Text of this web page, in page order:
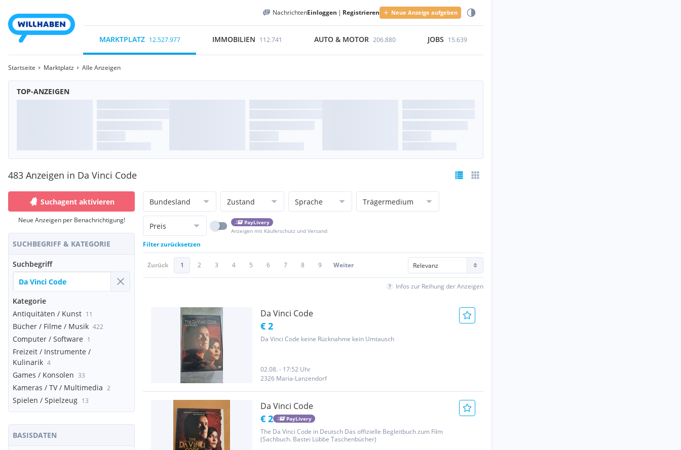
NachrichtenEinloggen | Registrieren Neue Anzeige aufgeben
MARKTPLATZ 12.527.977 IMMOBILIEN 112.741 AUTO & MOTOR 206.880 JOBS 15.639
Startseite Marktplatz Alle Anzeigen
TOP-ANZEIGEN
483 Anzeigen in Da Vinci Code
Suchagent aktivieren
Neue Anzeigen per Benachrichtigung!
SUCHBEGRIFF & KATEGORIE
Suchbegriff
Kategorie
Antiquitäten / Kunst 11
Bücher / Filme / Musik 422
Computer / Software 1
Freizeit / Instrumente /
Kulinarik 4
Games / Konsolen 33
Kameras / TV / Multimedia 2
Spielen / Spielzeug 13
BASISDATEN
Bundesland Zustand Sprache Trägermedium
Preis
PayLivery
Anzeigen mit Käuferschutz und Versand
Filter zurücksetzen
Zurück 1 2 3 4 5 6 7 8 9 Weiter
Infos zur Reihung der Anzeigen
Da Vinci Code
€ 2
Da Vinci Code keine Rücknahme kein Umtausch
02.08. - 17:52 Uhr
2326 Maria-Lanzendorf
Da Vinci Code
€ 2 PayLivery
The Da Vinci Code in Deutsch Das offizielle Begleitbuch zum Film
(Sachbuch. Bastei Lübbe Taschenbücher)